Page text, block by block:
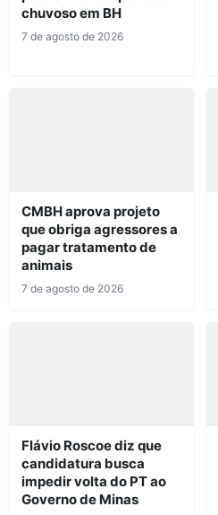
chuvoso em BH
7 de agosto de 2026
CMBH aprova projeto
que obriga agressores a
pagar tratamento de
animais
7 de agosto de 2026
Flávio Roscoe diz que
candidatura busca
impedir volta do PT ao
Governo de Minas